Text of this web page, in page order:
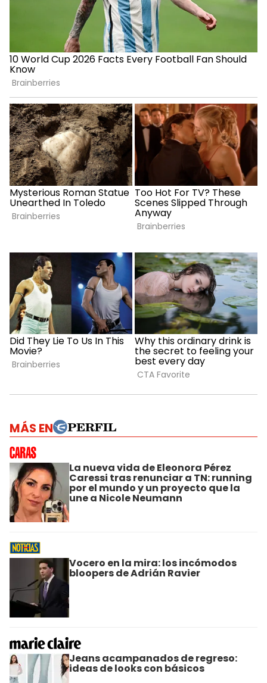
MÁS EN
La nueva vida de Eleonora Pérez
Caressi tras renunciar a TN: running
por el mundo y un proyecto que la
une a Nicole Neumann
Vocero en la mira: los incómodos
bloopers de Adrián Ravier
Jeans acampanados de regreso:
ideas de looks con básicos